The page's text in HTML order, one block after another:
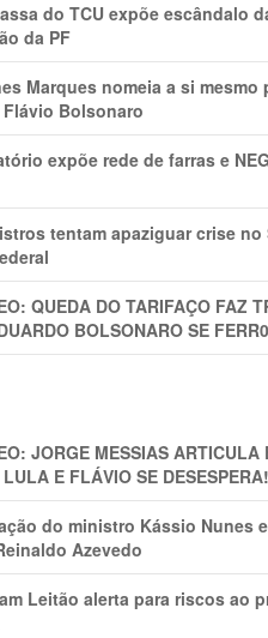
do TCU expõe escândalo
da PF
Marques nomeia a si
Bolsonaro
expõe rede de farras e
tentam apaziguar crise
QUEDA DO TARIFAÇO FAZ
BOLSONARO SE
JORGE MESSIAS ARTICULA
E FLÁVIO SE
do ministro Kássio Nunes
Azevedo
Leitão alerta para riscos ao